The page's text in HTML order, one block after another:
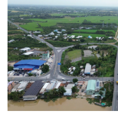
Văn hóa
Sân khấu - Điện ảnh
Văn học
Âm nhạc
Di sản